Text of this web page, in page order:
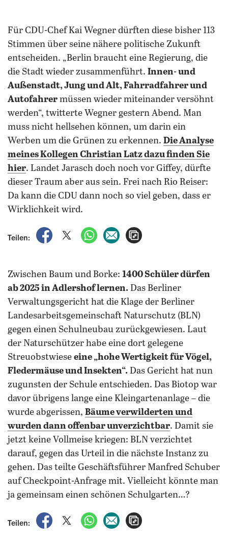
Für CDU-Chef Kai Wegner dürften diese bisher 113
Stimmen über seine nähere politische Zukunft
entscheiden. „Berlin braucht eine Regierung, die
die Stadt wieder zusammenführt. Innen- und
Außenstadt, Jung und Alt, Fahrradfahrer und
Autofahrer müssen wieder miteinander versöhnt
werden“, twitterte Wegner gestern Abend. Man
muss nicht hellsehen können, um darin ein
Werben um die Grünen zu erkennen. Die Analyse
meines Kollegen Christian Latz dazu finden Sie
hier. Landet Jarasch doch noch vor Giffey, dürfte
dieser Traum aber aus sein. Frei nach Rio Reiser:
Da kann die CDU dann noch so viel geben, dass er
Wirklichkeit wird.
Teilen:
auf Facebook teilen
auf X teilenper WhatsApp teilen
per E-Mail teilen
Zwischen Baum und Borke: 1400 Schüler dürfen
ab 2025 in Adlershof lernen. Das Berliner
Verwaltungsgericht hat die Klage der Berliner
Landesarbeitsgemeinschaft Naturschutz (BLN)
gegen einen Schulneubau zurückgewiesen. Laut
der Naturschützer habe eine dort gelegene
Streuobstwiese eine „hohe Wertigkeit für Vögel,
Fledermäuse und Insekten“. Das Gericht hat nun
zugunsten der Schule entschieden. Das Biotop war
davor übrigens lange eine Kleingartenanlage – die
wurde abgerissen, Bäume verwilderten und
wurden dann offenbar unverzichtbar. Damit sie
jetzt keine Vollmeise kriegen: BLN verzichtet
darauf, gegen das Urteil in die nächste Instanz zu
gehen. Das teilte Geschäftsführer Manfred Schuber
auf Checkpoint-Anfrage mit. Vielleicht könnte man
ja gemeinsam einen schönen Schulgarten…?
Teilen:
auf Facebook teilen
auf X teilenper WhatsApp teilen
per E-Mail teilen